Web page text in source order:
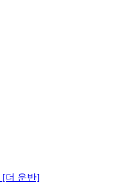
[더 운반]